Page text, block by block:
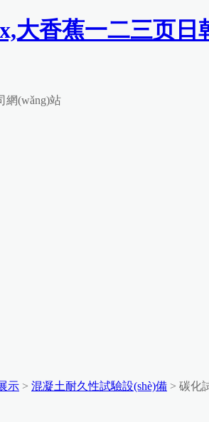
大香蕉一二三页
網(wǎng)站
示 > 混凝土耐久性試驗設(shè)備 > 碳化